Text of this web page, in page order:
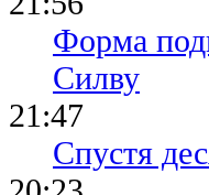
Форма
Силву
21:47
Спустя